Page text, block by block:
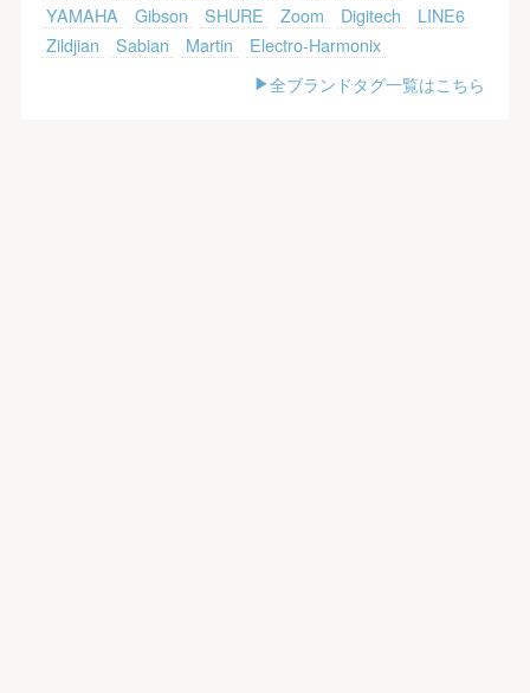
YAMAHA
Gibson SHURE Zoom Digitech
LINE6
Zildjian
Sabian Martin
Electro-Harmonix
全ブランドタグ一覧はこちら